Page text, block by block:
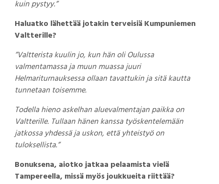
kuin pystyy.”
Haluatko lähettää jotakin terveisiä Kumpuniemen
Valtterille?
”Valtterista kuulin jo, kun hän oli Oulussa
valmentamassa ja muun muassa juuri
Helmariturnauksessa ollaan tavattukin ja sitä kautta
tunnetaan toisemme.
Todella hieno askelhan aluevalmentajan paikka on
Valtterille. Tullaan hänen kanssa työskentelemään
jatkossa yhdessä ja uskon, että yhteistyö on
tuloksellista.”
Bonuksena, aiotko jatkaa pelaamista vielä
Tampereella, missä myös joukkueita riittää?